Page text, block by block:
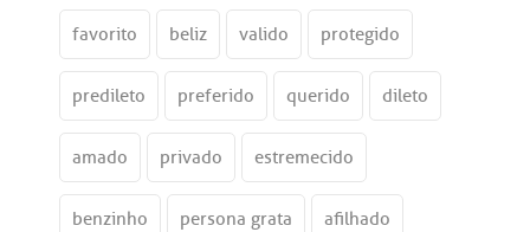
favorito beliz valido protegido
predileto preferido querido dileto
amado privado estremecido
benzinho persona grata afilhado